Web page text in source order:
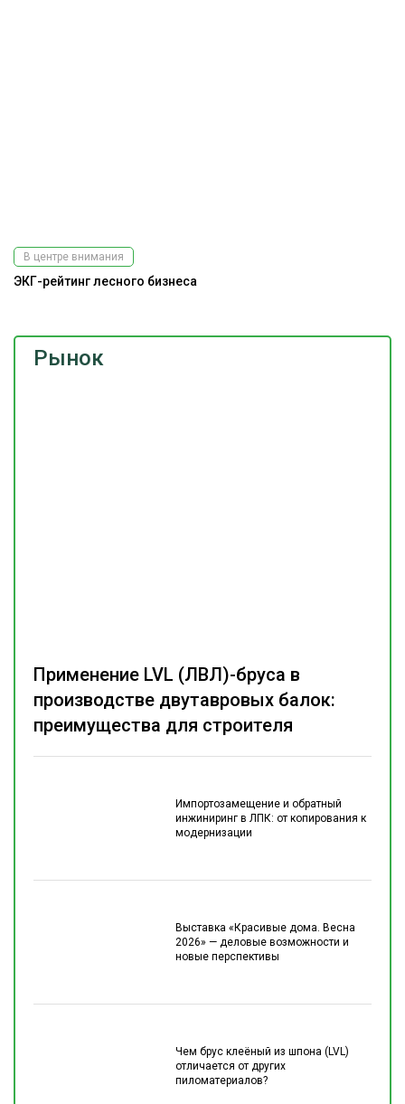
Рынок
Импортозамещение и обратный
инжиниринг в ЛПК: от копирования к
модернизации
Выставка «Красивые дома. Весна
2026» — деловые возможности и
новые перспективы
Чем брус клеёный из шпона (LVL)
отличается от других
пиломатериалов?
Применение LVL (ЛВЛ)-бруса в
производстве двутавровых балок:
преимущества для строителя
В центре внимания
ЭКГ-рейтинг лесного бизнеса